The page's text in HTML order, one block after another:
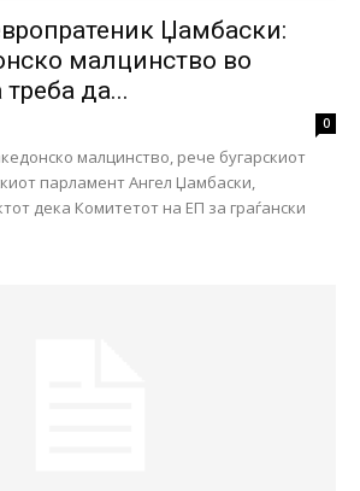
Џамбаски:
малцинство во
треба да...
0
малцинство, рече бугарскиот
парламент Ангел Џамбаски,
дека Комитетот на ЕП за граѓански